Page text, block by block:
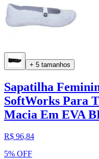
+ 5 tamanhos
Sapatilha
SoftWorks Para
Macia Em EVA
R$ 96,84
5% OFF